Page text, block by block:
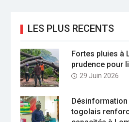
LES PLUS RECENTS
Fortes pluies à
prudence pour
29 Juin 2026
togolais